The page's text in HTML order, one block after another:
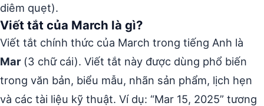
diêm quẹt).
Viết tắt của March là gì?
Viết tắt chính thức của March trong tiếng Anh là
Mar(3 chữ cái). Viết tắt này được dùng phổ biến
trong văn bản, biểu mẫu, nhãn sản phẩm, lịch hẹn
và các tài liệu kỹ thuật. Ví dụ: “Mar 15, 2025” tương